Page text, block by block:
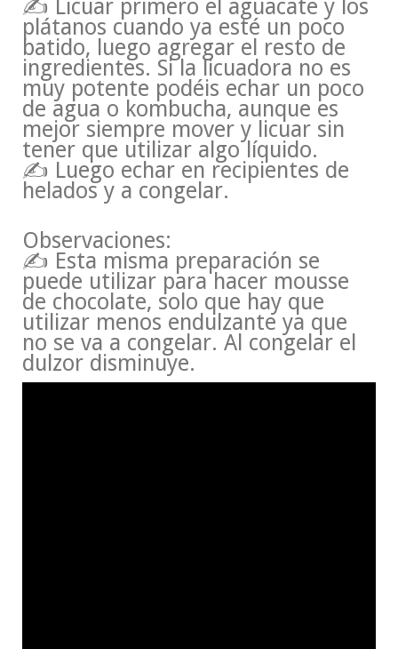
✍ Licuar primero el aguacate y los
plátanos cuando ya esté un poco
batido, luego agregar el resto de
ingredientes. Si la licuadora no es
muy potente podéis echar un poco
de agua o kombucha, aunque es
mejor siempre mover y licuar sin
tener que utilizar algo líquido.
✍ Luego echar en recipientes de
helados y a congelar.
Observaciones:
✍ Esta misma preparación se
puede utilizar para hacer mousse
de chocolate, solo que hay que
utilizar menos endulzante ya que
no se va a congelar. Al congelar el
dulzor disminuye.